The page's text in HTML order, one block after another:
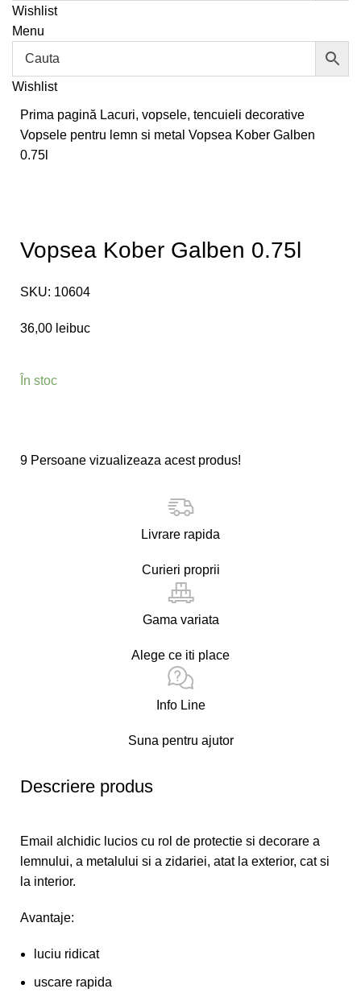
Wishlist
Menu
Wishlist
Prima pagină Lacuri, vopsele, tencuieli decorative
Vopsele pentru lemn si metal Vopsea Kober Galben
0.75l
Vopsea Kober Galben 0.75l
SKU: 10604
36,00 leibuc
În stoc
9 Persoane vizualizeaza acest produs!
Livrare rapida
Curieri proprii
Gama variata
Alege ce iti place
Info Line
Suna pentru ajutor
Descriere produs
Email alchidic lucios cu rol de protectie si decorare a
lemnului, a metalului si a zidariei, atat la exterior, cat si
la interior.
Avantaje:
luciu ridicat
uscare rapida